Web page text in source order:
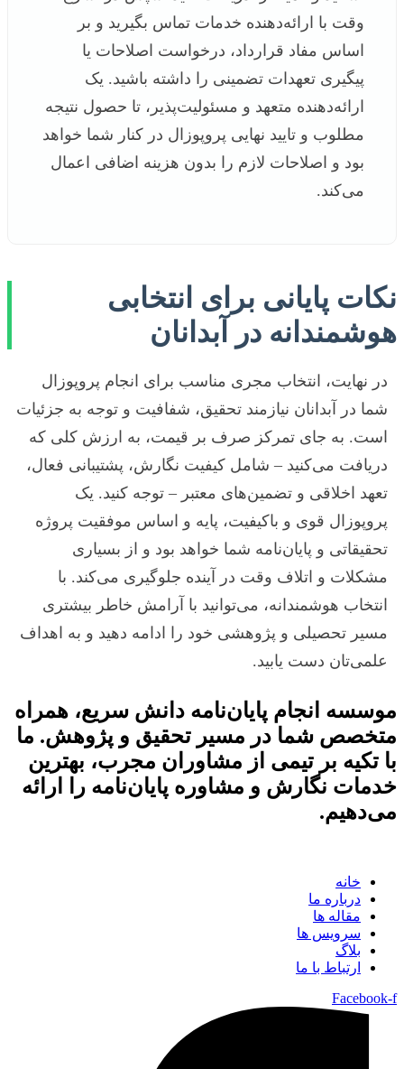
وقت با ارائه‌دهنده خدمات تماس بگیرید و بر
اساس مفاد قرارداد، درخواست اصلاحات یا
پیگیری تعهدات تضمینی را داشته باشید. یک
ارائه‌دهنده متعهد و مسئولیت‌پذیر، تا حصول نتیجه
مطلوب و تایید نهایی پروپوزال در کنار شما خواهد
بود و اصلاحات لازم را بدون هزینه اضافی اعمال
می‌کند.
نکات پایانی برای انتخابی
هوشمندانه در آبدانان
در نهایت، انتخاب مجری مناسب برای انجام پروپوزال
شما در آبدانان نیازمند تحقیق، شفافیت و توجه به جزئیات
است. به جای تمرکز صرف بر قیمت، به ارزش کلی که
دریافت می‌کنید – شامل کیفیت نگارش، پشتیبانی فعال،
تعهد اخلاقی و تضمین‌های معتبر – توجه کنید. یک
پروپوزال قوی و باکیفیت، پایه و اساس موفقیت پروژه
تحقیقاتی و پایان‌نامه شما خواهد بود و از بسیاری
مشکلات و اتلاف وقت در آینده جلوگیری می‌کند. با
انتخاب هوشمندانه، می‌توانید با آرامش خاطر بیشتری
مسیر تحصیلی و پژوهشی خود را ادامه دهید و به اهداف
علمی‌تان دست یابید.
موسسه انجام پایان‌نامه دانش سریع، همراه
متخصص شما در مسیر تحقیق و پژوهش. ما
با تکیه بر تیمی از مشاوران مجرب، بهترین
خدمات نگارش و مشاوره پایان‌نامه را ارائه
می‌دهیم.
خانه
درباره ما
مقاله ها
سرویس ها
بلاگ
ارتباط با ما
Facebook-f